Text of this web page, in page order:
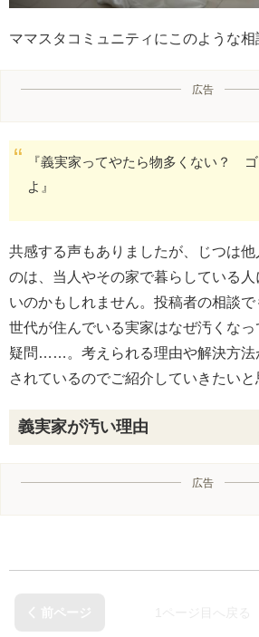
ママスタコミュニティにこのような相
広告
『義実家ってやたら物多くない？
よ』
共感する声もありましたが、じつは
のは、当人やその家で暮らしている
いのかもしれません。投稿者の相談
世代が住んでいる実家はなぜ汚くなっ
疑問……。考えられる理由や解決方法
されているのでご紹介していきたいと
義実家が汚い理由
広告